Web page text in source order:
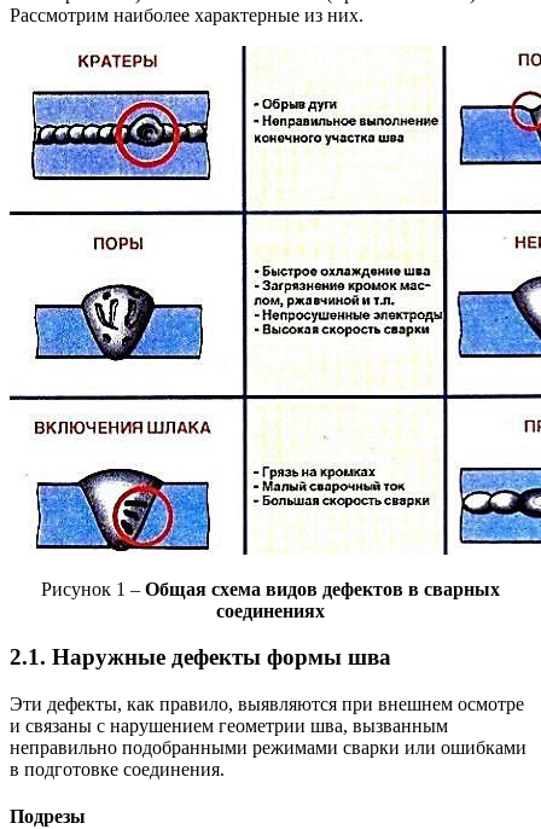
Рассмотрим наиболее характерные из них.
Рисунок 1 – Общая схема видов дефектов в сварных
соединениях
2.1. Наружные дефекты формы шва
Эти дефекты, как правило, выявляются при внешнем осмотре
и связаны с нарушением геометрии шва, вызванным
неправильно подобранными режимами сварки или ошибками
в подготовке соединения.
Подрезы